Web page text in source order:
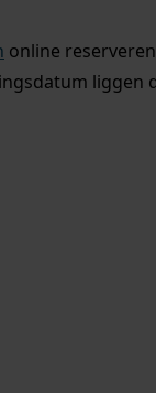
online
liggen